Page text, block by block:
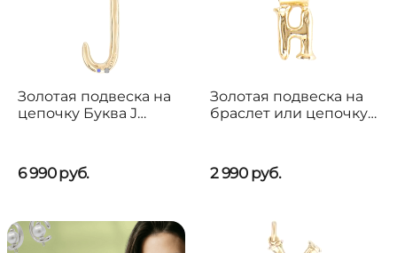
Золотая подвеска на
цепочку Буква J
6 990руб.
Золотая подвеска на
браслет или цепочку
2 990 руб.